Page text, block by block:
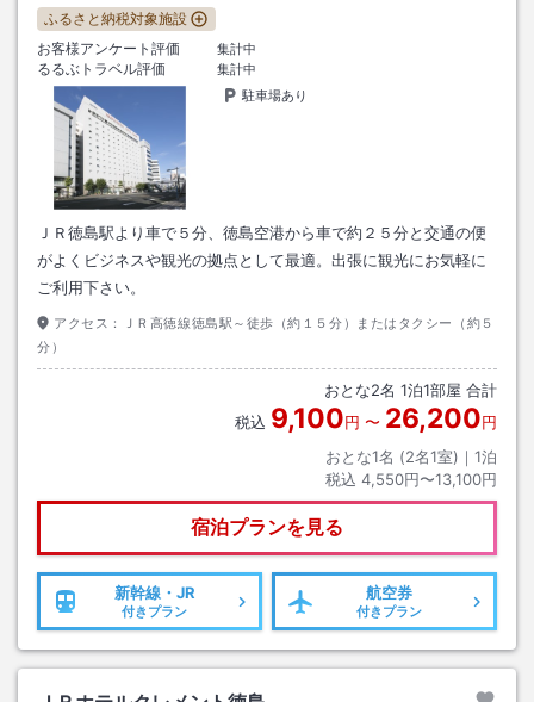
ふるさと納税対象施設
お客様アンケート評価
集計中
るるぶトラベル評価
集計中
駐車場あり
ＪＲ徳島駅より車で５分、徳島空港から車で約２５分と交通の便
がよくビジネスや観光の拠点として最適。出張に観光にお気軽に
ご利用下さい。
アクセス：
ＪＲ高徳線徳島駅～徒歩（約１５分）またはタクシー（約５
分）
おとな2名 1泊1部屋 合計
税込 9,100円 〜 26,200円
おとな1名 (2名1室)｜ 1泊
税込 4,550円〜13,100円
宿泊プランを見る
新幹線・JR
付きプラン
航空券
付きプラン